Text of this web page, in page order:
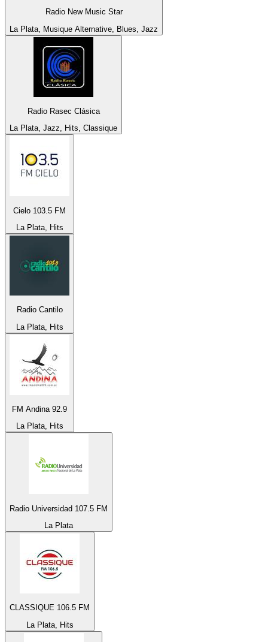
Radio New Music Star
La Plata, Musique Alternative, Blues, Jazz
Radio Rasec Clásica
La Plata, Jazz, Hits, Classique
Cielo 103.5 FM
La Plata, Hits
Radio Cantilo
La Plata, Hits
FM Andina 92.9
La Plata, Hits
Radio Universidad 107.5 FM
La Plata
CLASSIQUE 106.5 FM
La Plata, Hits